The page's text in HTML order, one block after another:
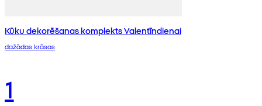
Kūku dekorēšanas komplekts Valentīndienai
dažādas krāsas
1